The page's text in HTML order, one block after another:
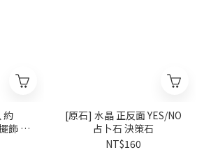
約
飾 海
[原石] 水晶 正反面 YES/NO
占卜石 決策石
NT$160